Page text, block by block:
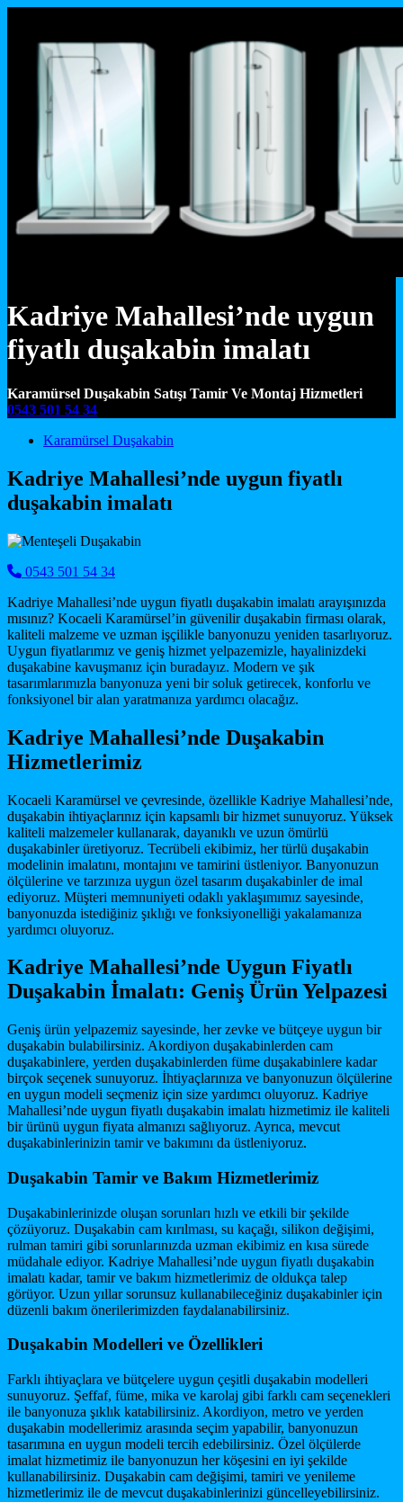
Kadriye Mahallesi’nde uygun
fiyatlı duşakabin imalatı
Karamürsel Duşakabin Satışı Tamir Ve Montaj Hizmetleri
0543 501 54 34
Main Navigation
Karamürsel Duşakabin
Kadriye Mahallesi’nde uygun fiyatlı
duşakabin imalatı
0543 501 54 34
Kadriye Mahallesi’nde uygun fiyatlı duşakabin imalatı arayışınızda
mısınız? Kocaeli Karamürsel’in güvenilir duşakabin firması olarak,
kaliteli malzeme ve uzman işçilikle banyonuzu yeniden tasarlıyoruz.
Uygun fiyatlarımız ve geniş hizmet yelpazemizle, hayalinizdeki
duşakabine kavuşmanız için buradayız. Modern ve şık
tasarımlarımızla banyonuza yeni bir soluk getirecek, konforlu ve
fonksiyonel bir alan yaratmanıza yardımcı olacağız.
Kadriye Mahallesi’nde Duşakabin
Hizmetlerimiz
Kocaeli Karamürsel ve çevresinde, özellikle Kadriye Mahallesi’nde,
duşakabin ihtiyaçlarınız için kapsamlı bir hizmet sunuyoruz. Yüksek
kaliteli malzemeler kullanarak, dayanıklı ve uzun ömürlü
duşakabinler üretiyoruz. Tecrübeli ekibimiz, her türlü duşakabin
modelinin imalatını, montajını ve tamirini üstleniyor. Banyonuzun
ölçülerine ve tarzınıza uygun özel tasarım duşakabinler de imal
ediyoruz. Müşteri memnuniyeti odaklı yaklaşımımız sayesinde,
banyonuzda istediğiniz şıklığı ve fonksiyonelliği yakalamanıza
yardımcı oluyoruz.
Kadriye Mahallesi’nde Uygun Fiyatlı
Duşakabin İmalatı: Geniş Ürün Yelpazesi
Geniş ürün yelpazemiz sayesinde, her zevke ve bütçeye uygun bir
duşakabin bulabilirsiniz. Akordiyon duşakabinlerden cam
duşakabinlere, yerden duşakabinlerden füme duşakabinlere kadar
birçok seçenek sunuyoruz. İhtiyaçlarınıza ve banyonuzun ölçülerine
en uygun modeli seçmeniz için size yardımcı oluyoruz. Kadriye
Mahallesi’nde uygun fiyatlı duşakabin imalatı hizmetimiz ile kaliteli
bir ürünü uygun fiyata almanızı sağlıyoruz. Ayrıca, mevcut
duşakabinlerinizin tamir ve bakımını da üstleniyoruz.
Duşakabin Tamir ve Bakım Hizmetlerimiz
Duşakabinlerinizde oluşan sorunları hızlı ve etkili bir şekilde
çözüyoruz. Duşakabin cam kırılması, su kaçağı, silikon değişimi,
rulman tamiri gibi sorunlarınızda uzman ekibimiz en kısa sürede
müdahale ediyor. Kadriye Mahallesi’nde uygun fiyatlı duşakabin
imalatı kadar, tamir ve bakım hizmetlerimiz de oldukça talep
görüyor. Uzun yıllar sorunsuz kullanabileceğiniz duşakabinler için
düzenli bakım önerilerimizden faydalanabilirsiniz.
Duşakabin Modelleri ve Özellikleri
Farklı ihtiyaçlara ve bütçelere uygun çeşitli duşakabin modelleri
sunuyoruz. Şeffaf, füme, mika ve karolaj gibi farklı cam seçenekleri
ile banyonuza şıklık katabilirsiniz. Akordiyon, metro ve yerden
duşakabin modellerimiz arasında seçim yapabilir, banyonuzun
tasarımına en uygun modeli tercih edebilirsiniz. Özel ölçülerde
imalat hizmetimiz ile banyonuzun her köşesini en iyi şekilde
kullanabilirsiniz. Duşakabin cam değişimi, tamiri ve yenileme
hizmetlerimiz ile de mevcut duşakabinlerinizi güncelleyebilirsiniz.